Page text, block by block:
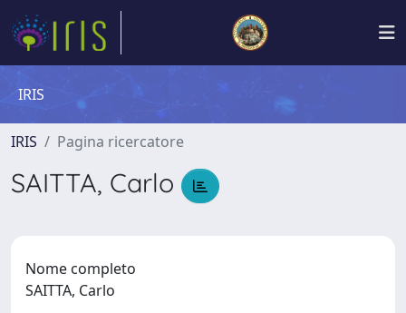
IRIS
IRIS Pagina ricercatore
SAITTA, Carlo
Nome completo
SAITTA, Carlo